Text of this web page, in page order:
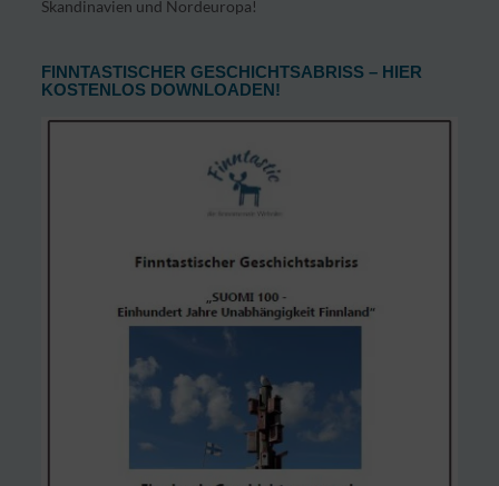
Skandinavien und Nordeuropa!
FINNTASTISCHER GESCHICHTSABRISS – HIER
KOSTENLOS DOWNLOADEN!